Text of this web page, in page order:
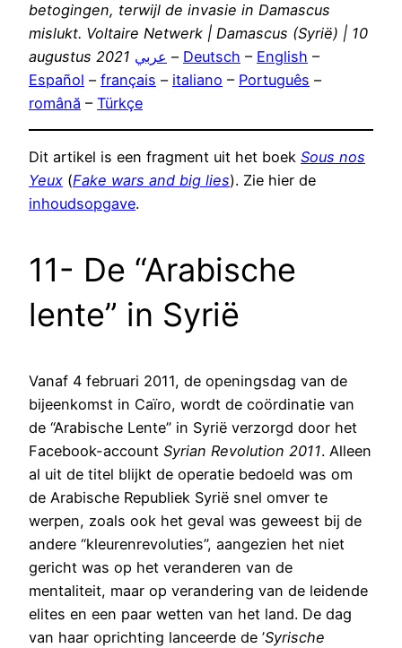
betogingen, terwijl de invasie in Damascus
mislukt. Voltaire Netwerk | Damascus (Syrië) | 10
augustus 2021 عربي – Deutsch – English –
Español – français – italiano – Português –
română – Türkçe
Dit artikel is een fragment uit het boek Sous nos
Yeux (Fake wars and big lies). Zie hier de
inhoudsopgave.
11- De “Arabische
lente” in Syrië
Vanaf 4 februari 2011, de openingsdag van de
bijeenkomst in Caïro, wordt de coördinatie van
de “Arabische Lente” in Syrië verzorgd door het
Facebook-account Syrian Revolution 2011. Alleen
al uit de titel blijkt de operatie bedoeld was om
de Arabische Republiek Syrië snel omver te
werpen, zoals ook het geval was geweest bij de
andere “kleurenrevoluties”, aangezien het niet
gericht was op het veranderen van de
mentaliteit, maar op verandering van de leidende
elites en een paar wetten van het land. De dag
van haar oprichting lanceerde de ’Syrische